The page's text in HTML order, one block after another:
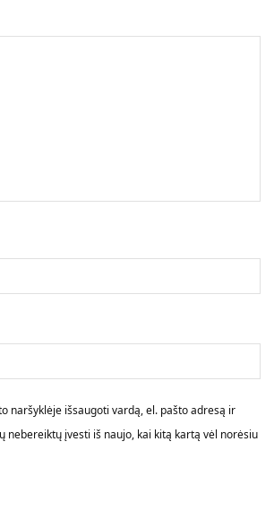
naršyklėje išsaugoti vardą, el. pašto adresą ir
nebereiktų įvesti iš naujo, kai kitą kartą vėl norėsiu